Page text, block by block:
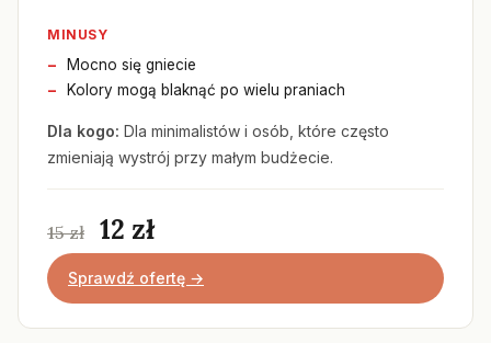
MINUSY
Mocno się gniecie
Kolory mogą blaknąć po wielu praniach
Dla kogo: Dla minimalistów i osób, które często
zmieniają wystrój przy małym budżecie.
15 zł 12 zł
Sprawdź ofertę →